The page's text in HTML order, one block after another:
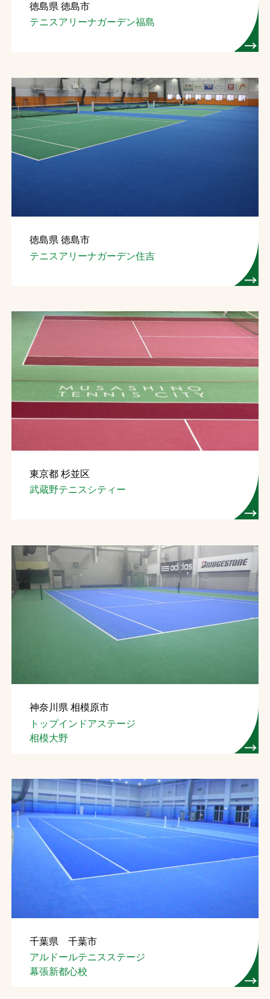
徳島県 徳島市
テニスアリーナガーデン福島
徳島県 徳島市
テニスアリーナガーデン住吉
東京都 杉並区
武蔵野テニスシティー
神奈川県 相模原市
トップインドアステージ
相模大野
千葉県 千葉市
アルドールテニスステージ
幕張新都心校